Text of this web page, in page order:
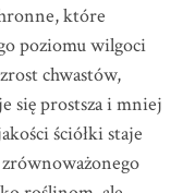
które
poziomu wilgoci
chwastów,
się prostsza i mniej
ściółki staje